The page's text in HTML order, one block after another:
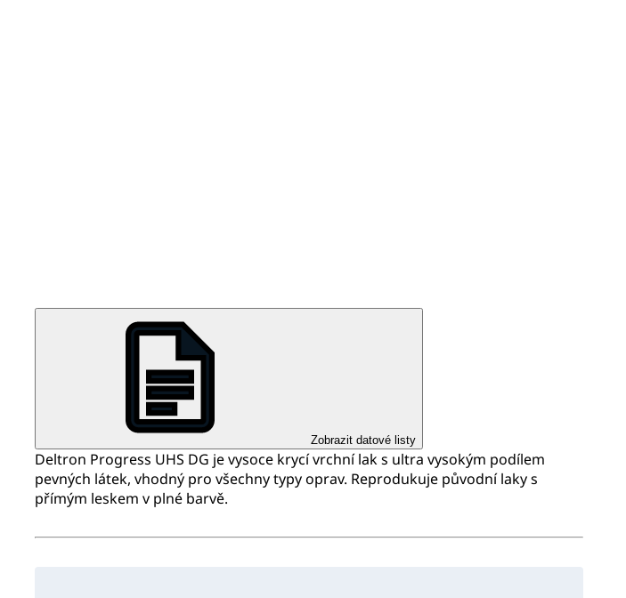
Zobrazit datové listy
Deltron Progress UHS DG je vysoce krycí vrchní lak s ultra vysokým podílem
pevných látek, vhodný pro všechny typy oprav. Reprodukuje původní laky s
přímým leskem v plné barvě.